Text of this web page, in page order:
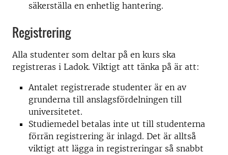
säkerställa en enhetlig hantering.
Registrering
Alla studenter som deltar på en kurs ska
registreras i Ladok. Viktigt att tänka på är att:
Antalet registrerade studenter är en av
grunderna till anslagsfördelningen till
universitetet.
Studiemedel betalas inte ut till studenterna
förrän registrering är inlagd. Det är alltså
viktigt att lägga in registreringar så snabbt